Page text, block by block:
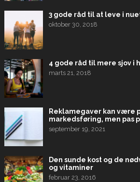
3 gode råd til at leve i
oktober 30, 2018
4 gode råd til mere sjov i
marts 21, 2018
Reklamegaver kan være
markedsføring, men pas
september 19, 2021
Den sunde kost og de
og vitaminer
februar 23, 2016